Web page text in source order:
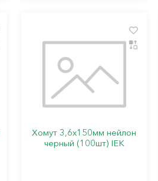
Хомут 3,6х150мм нейлон
черный (100шт) IEK